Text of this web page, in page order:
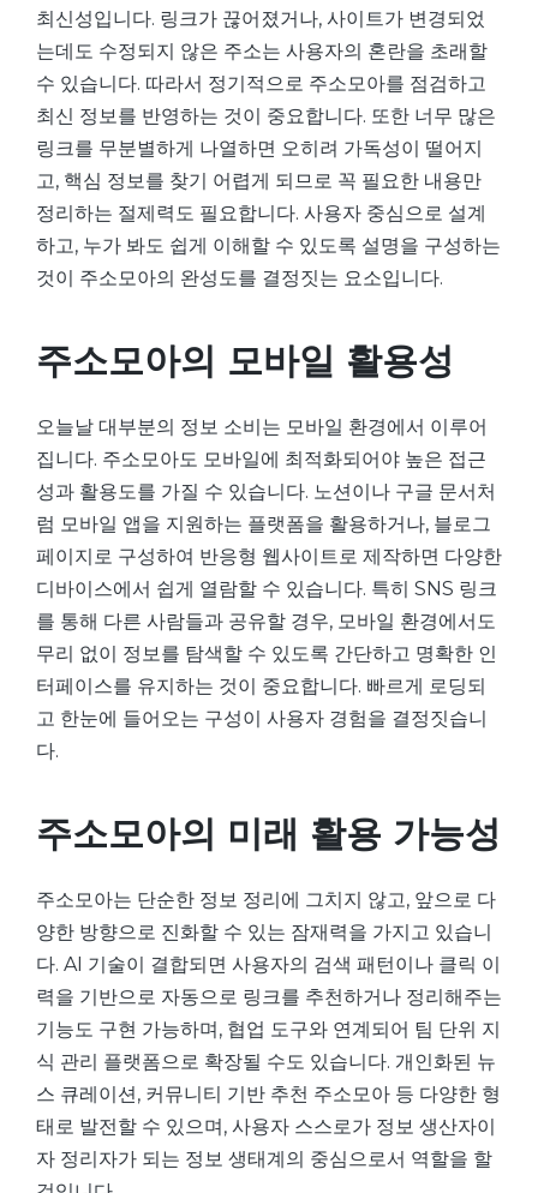
최신성입니다. 링크가 끊어졌거나, 사이트가 변경되었
는데도 수정되지 않은 주소는 사용자의 혼란을 초래할
수 있습니다. 따라서 정기적으로 주소모아를 점검하고
최신 정보를 반영하는 것이 중요합니다. 또한 너무 많은
링크를 무분별하게 나열하면 오히려 가독성이 떨어지
고, 핵심 정보를 찾기 어렵게 되므로 꼭 필요한 내용만
정리하는 절제력도 필요합니다. 사용자 중심으로 설계
하고, 누가 봐도 쉽게 이해할 수 있도록 설명을 구성하는
것이 주소모아의 완성도를 결정짓는 요소입니다.
주소모아의 모바일 활용성
오늘날 대부분의 정보 소비는 모바일 환경에서 이루어
집니다. 주소모아도 모바일에 최적화되어야 높은 접근
성과 활용도를 가질 수 있습니다. 노션이나 구글 문서처
럼 모바일 앱을 지원하는 플랫폼을 활용하거나, 블로그
페이지로 구성하여 반응형 웹사이트로 제작하면 다양한
디바이스에서 쉽게 열람할 수 있습니다. 특히 SNS 링크
를 통해 다른 사람들과 공유할 경우, 모바일 환경에서도
무리 없이 정보를 탐색할 수 있도록 간단하고 명확한 인
터페이스를 유지하는 것이 중요합니다. 빠르게 로딩되
고 한눈에 들어오는 구성이 사용자 경험을 결정짓습니
다.
주소모아의 미래 활용 가능성
주소모아는 단순한 정보 정리에 그치지 않고, 앞으로 다
양한 방향으로 진화할 수 있는 잠재력을 가지고 있습니
다. AI 기술이 결합되면 사용자의 검색 패턴이나 클릭 이
력을 기반으로 자동으로 링크를 추천하거나 정리해주는
기능도 구현 가능하며, 협업 도구와 연계되어 팀 단위 지
식 관리 플랫폼으로 확장될 수도 있습니다. 개인화된 뉴
스 큐레이션, 커뮤니티 기반 추천 주소모아 등 다양한 형
태로 발전할 수 있으며, 사용자 스스로가 정보 생산자이
자 정리자가 되는 정보 생태계의 중심으로서 역할을 할